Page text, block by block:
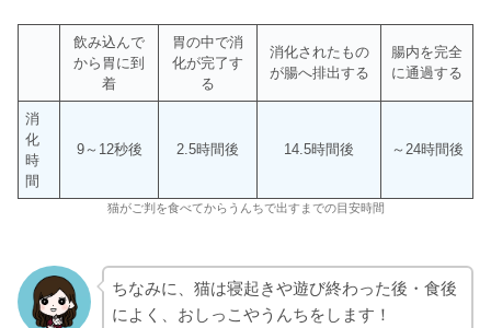
飲み込んで
から胃に到
着
胃の中で消
化が完了す
る
消化されたもの
が腸へ排出する
腸内を完全
に通過する
消
化
時
間
9～12秒後 2.5時間後 14.5時間後 ～24時間後
猫がご判を食べてからうんちで出すまでの目安時間
ちなみに、猫は寝起きや遊び終わった後・食後
によく、おしっこやうんちをします！